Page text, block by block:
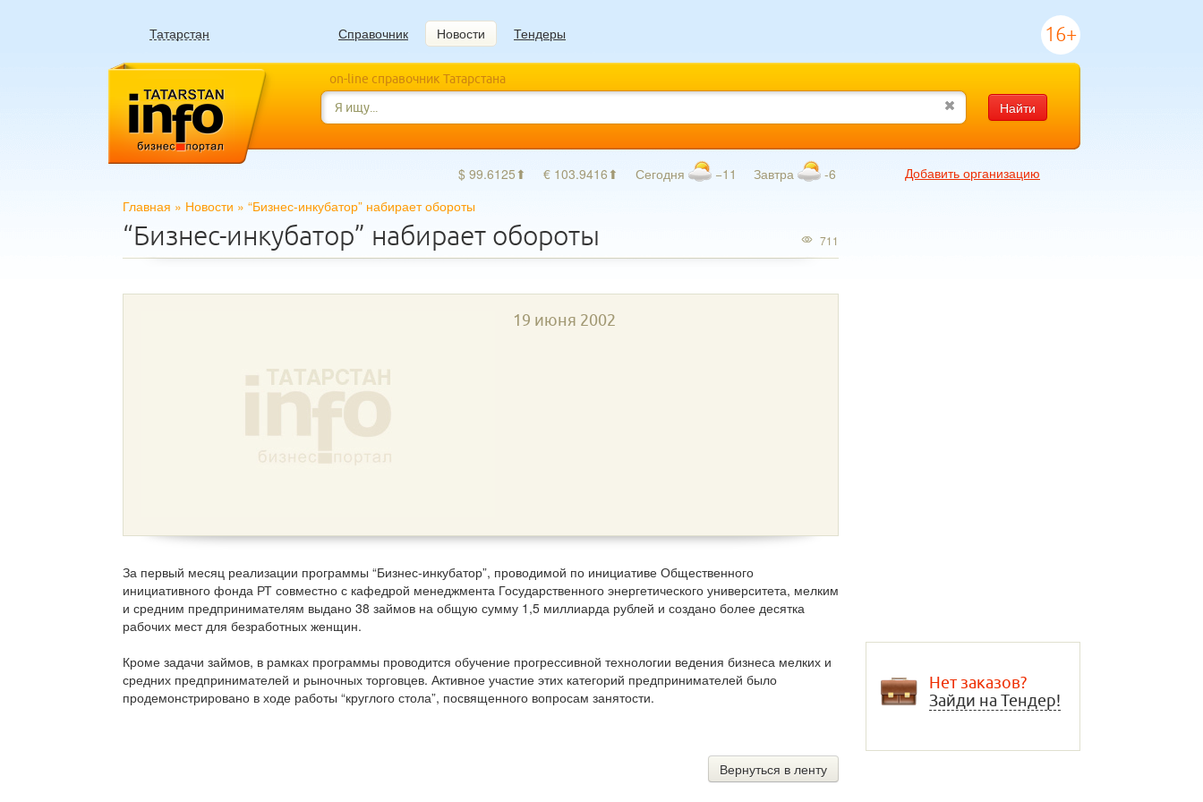
Татарстан Справочник Новости Тендеры 16+
on-line справочник Татарстана
Найти
$ 99.6125⬆ € 103.9416⬆ Сегодня −11 Завтра -6
Добавить организацию
Главная » Новости » “Бизнес-инкубатор” набирает обороты
711
“Бизнес-инкубатор” набирает обороты
19 июня 2002
За первый месяц реализации программы “Бизнес-инкубатор”, проводимой по инициативе Общественного
инициативного фонда РТ совместно с кафедрой менеджмента Государственного энергетического университета, мелким
и средним предпринимателям выдано 38 займов на общую сумму 1,5 миллиарда рублей и создано более десятка
рабочих мест для безработных женщин.
Кроме задачи займов, в рамках программы проводится обучение прогрессивной технологии ведения бизнеса мелких и
средних предпринимателей и рыночных торговцев. Активное участие этих категорий предпринимателей было
продемонстрировано в ходе работы “круглого стола”, посвященного вопросам занятости.
Вернуться в ленту
Нет заказов?
Зайди на Тендер!